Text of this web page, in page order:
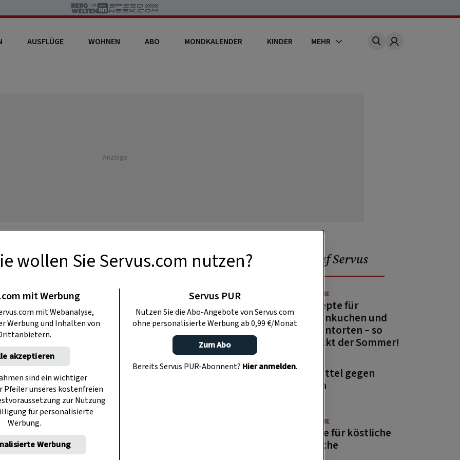
AUSFLÜGE WOHNEN ABO MONDKALENDER KINDER MEHR Account
Anzeige
– Rund um
macht eine Rundreise um den
Hier pflegt man altes Handwerk,
Seite an Seite und erstrahlen
in neuem Glanz.
Beliebt auf Servus
GUTE KÜCHE
13 Rezepte für
Zitronenkuchen und
Zitronentorten – so
schmeckt der Sommer!
GARTEN
Hausmittel gegen
Wespen
GUTE KÜCHE
Rezepte für köstliche
Aufstriche
wollen Sie Servus.com nutzen?
mit Werbung
mit Webanalyse,
Werbung und Inhalten von
akzeptieren
sind ein wichtiger
unseres kostenfreien
zur Nutzung
für personalisierte
Werbung.
Werbung
Servus PUR
Nutzen Sie die Abo-Angebote von Servus.com
ohne personalisierte Werbung ab 0,99 €/Monat
Zum Abo
Bereits Servus PUR-Abonnent? Hier anmelden.